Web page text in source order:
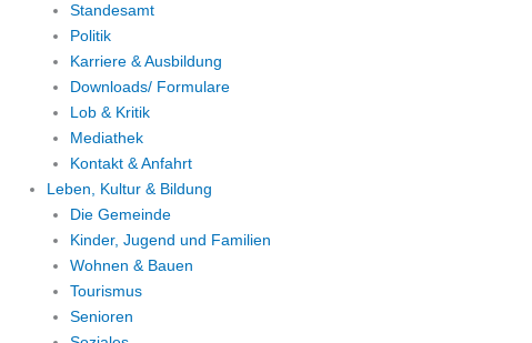
Standesamt
Politik
Karriere & Ausbildung
Downloads/ Formulare
Lob & Kritik
Mediathek
Kontakt & Anfahrt
Leben, Kultur & Bildung
Die Gemeinde
Kinder, Jugend und Familien
Wohnen & Bauen
Tourismus
Senioren